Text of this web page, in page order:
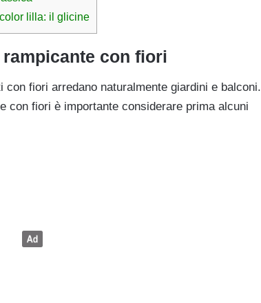
lilla: il glicine
con fiori
con fiori arredano naturalmente giardini e balconi.
con fiori è importante considerare prima alcuni